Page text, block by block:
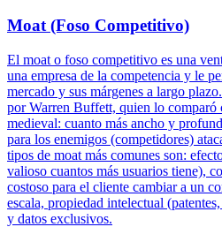
Moat (Foso Competitivo)
El moat o foso competitivo es una
una empresa de la competencia y le
mercado y sus márgenes a largo
por Warren Buffett, quien lo comparó
medieval: cuanto más ancho y
para los enemigos (competidores)
tipos de moat más comunes son:
valioso cuantos más usuarios tiene),
costoso para el cliente cambiar a un
escala, propiedad intelectual
y datos exclusivos.